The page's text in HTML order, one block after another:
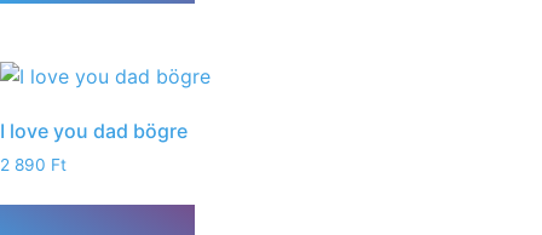
I love you dad bögre
2 890 Ft